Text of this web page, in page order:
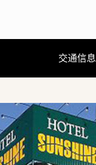
交通信息